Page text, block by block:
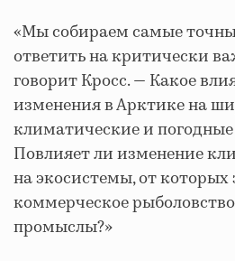
«Мы собираем самые
ответить на критически
говорит Кросс. — Какое
изменения в Арктике на
климатические и
Повлияет ли изменение
на экосистемы, от которых
коммерческое
промыслы?»